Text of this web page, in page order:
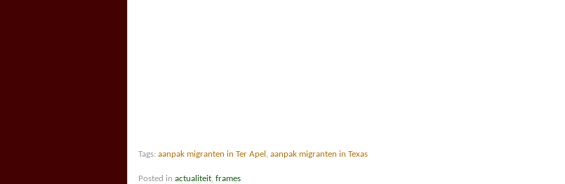
Tags: aanpak migranten in Ter Apel aanpak migranten in Texas
Posted in actualiteit frames